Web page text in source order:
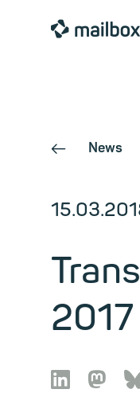
mailbox
← News
2017
 🦣︎